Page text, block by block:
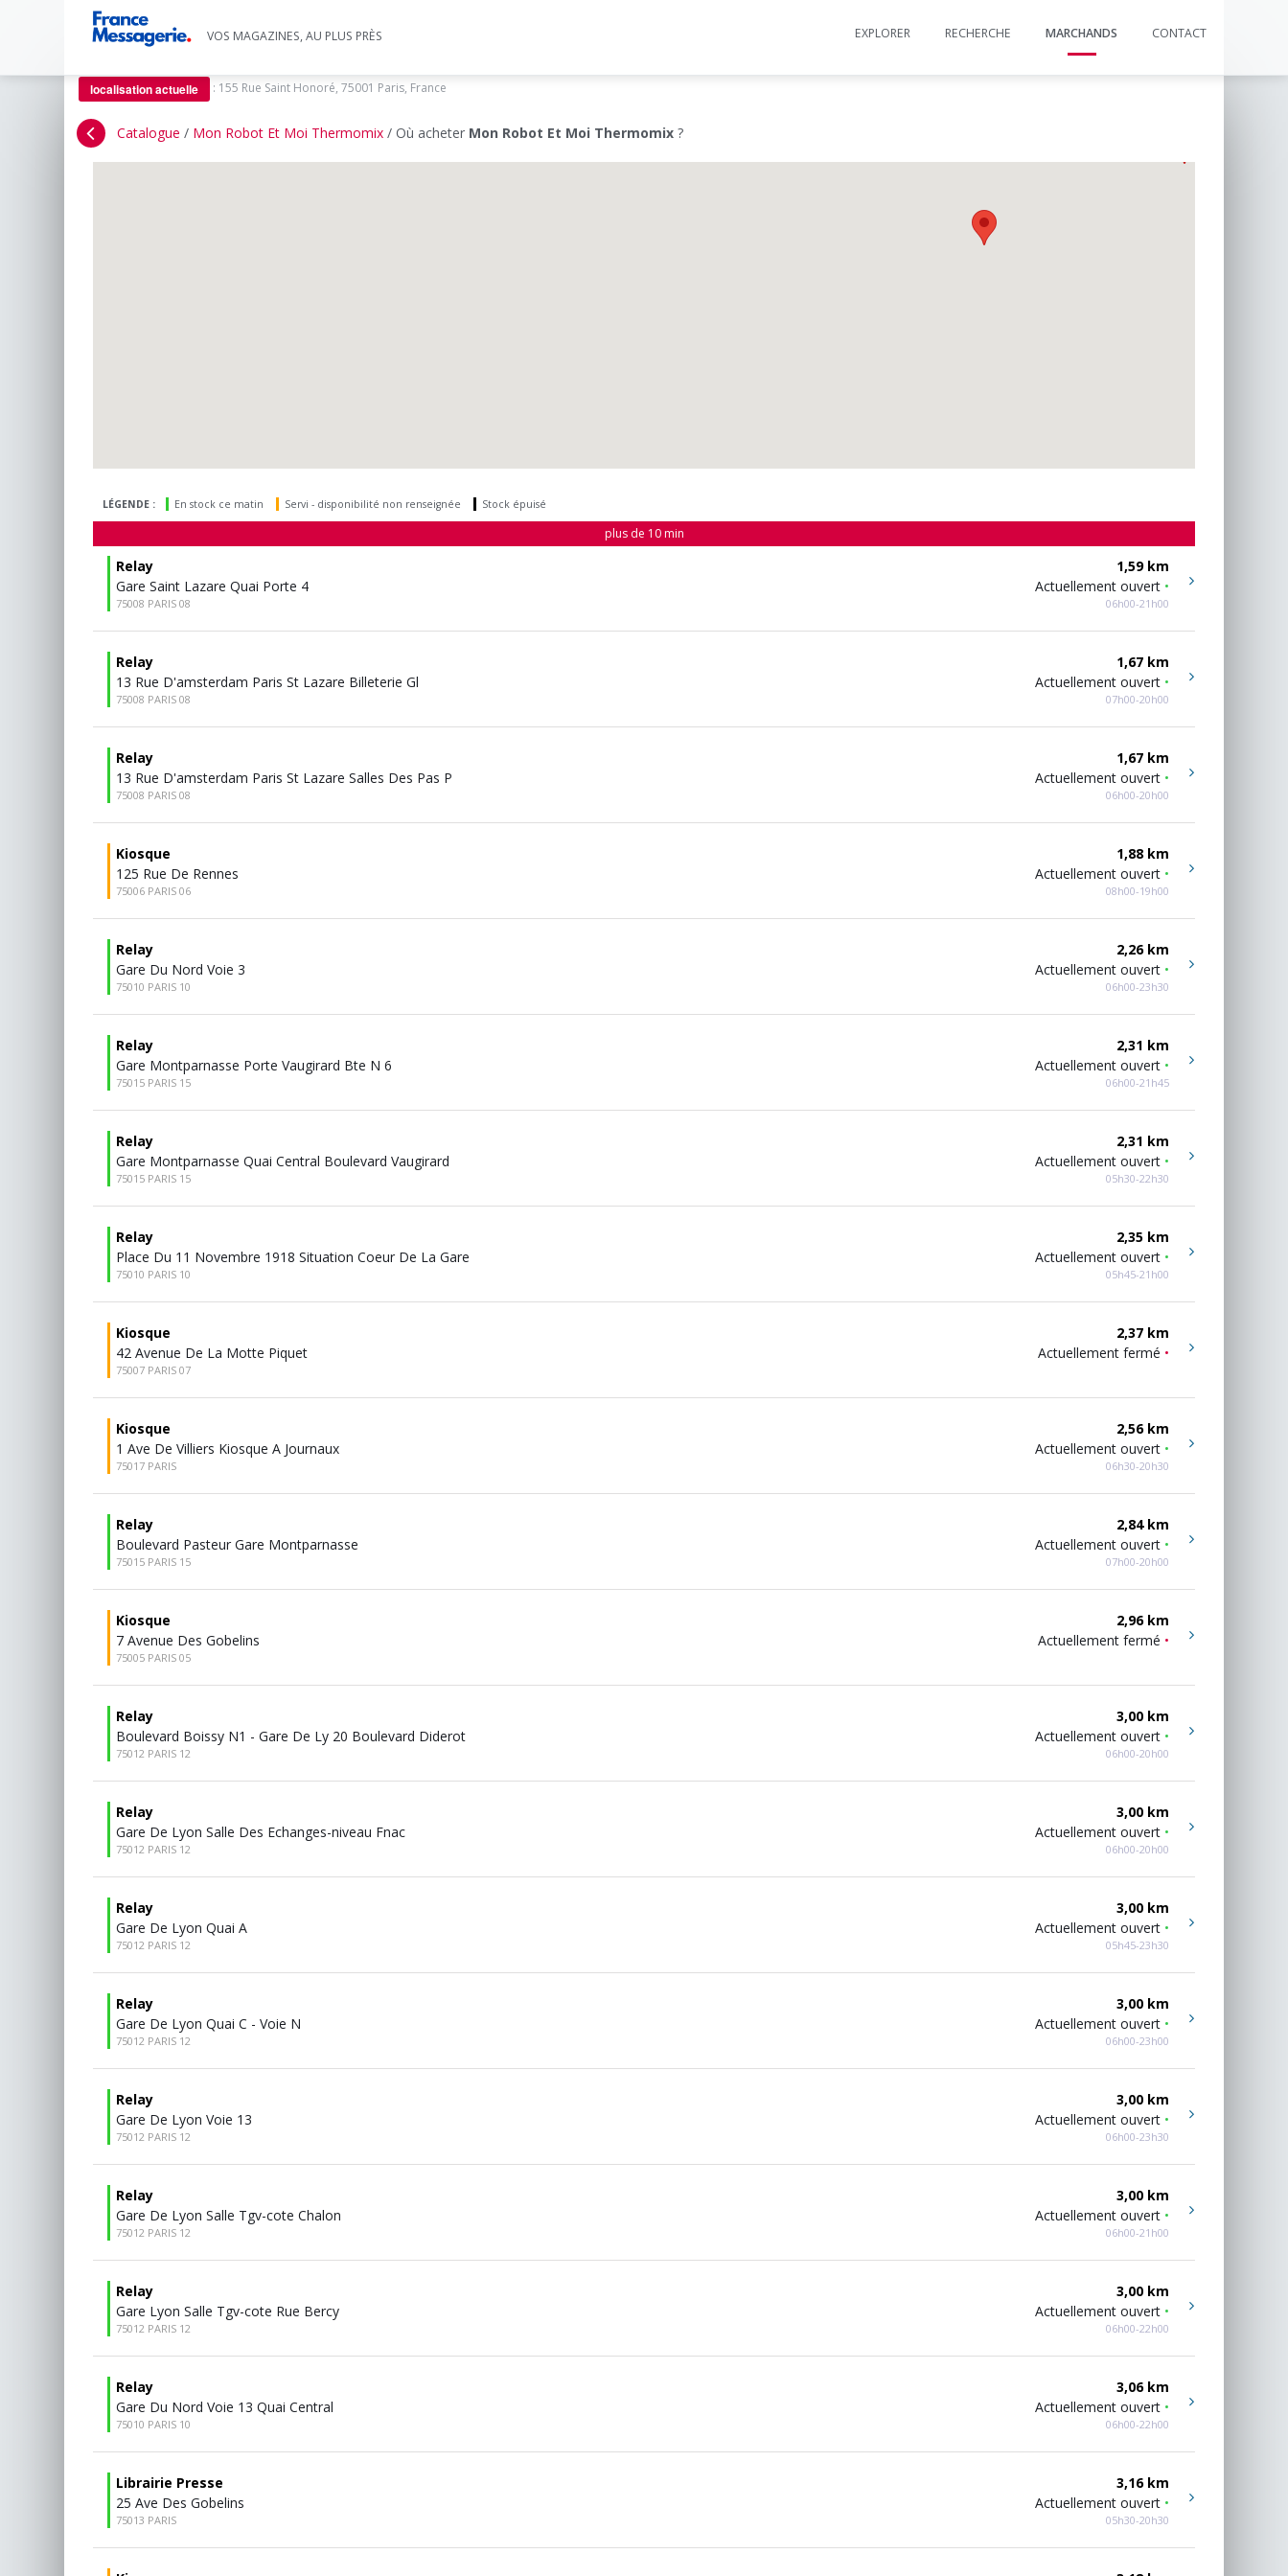
VOS MAGAZINES, AU PLUS PRÈS EXPLORER RECHERCHE MARCHANDS CONTACT
localisation actuelle : 155 Rue Saint Honoré, 75001 Paris, France
Catalogue / Mon Robot Et Moi Thermomix / Où acheter Mon Robot Et Moi Thermomix ?
LÉGENDE : En stock ce matin Servi - disponibilité non renseignée Stock épuisé
plus de 10 min
Relay
Gare Saint Lazare Quai Porte 4
75008 PARIS 08
1,59 km
Actuellement ouvert •
06h00-21h00
Relay
13 Rue D'amsterdam Paris St Lazare Billeterie Gl
75008 PARIS 08
1,67 km
Actuellement ouvert •
07h00-20h00
Relay
13 Rue D'amsterdam Paris St Lazare Salles Des Pas P
75008 PARIS 08
1,67 km
Actuellement ouvert •
06h00-20h00
Kiosque
125 Rue De Rennes
75006 PARIS 06
1,88 km
Actuellement ouvert •
08h00-19h00
Relay
Gare Du Nord Voie 3
75010 PARIS 10
2,26 km
Actuellement ouvert •
06h00-23h30
Relay
Gare Montparnasse Porte Vaugirard Bte N 6
75015 PARIS 15
2,31 km
Actuellement ouvert •
06h00-21h45
Relay
Gare Montparnasse Quai Central Boulevard Vaugirard
75015 PARIS 15
2,31 km
Actuellement ouvert •
05h30-22h30
Relay
Place Du 11 Novembre 1918 Situation Coeur De La Gare
75010 PARIS 10
2,35 km
Actuellement ouvert •
05h45-21h00
Kiosque
42 Avenue De La Motte Piquet
75007 PARIS 07
2,37 km
Actuellement fermé •
Kiosque
1 Ave De Villiers Kiosque A Journaux
75017 PARIS
2,56 km
Actuellement ouvert •
06h30-20h30
Relay
Boulevard Pasteur Gare Montparnasse
75015 PARIS 15
2,84 km
Actuellement ouvert •
07h00-20h00
Kiosque
7 Avenue Des Gobelins
75005 PARIS 05
2,96 km
Actuellement fermé •
Relay
Boulevard Boissy N1 - Gare De Ly 20 Boulevard Diderot
75012 PARIS 12
3,00 km
Actuellement ouvert •
06h00-20h00
Relay
Gare De Lyon Salle Des Echanges-niveau Fnac
75012 PARIS 12
3,00 km
Actuellement ouvert •
06h00-20h00
Relay
Gare De Lyon Quai A
75012 PARIS 12
3,00 km
Actuellement ouvert •
05h45-23h30
Relay
Gare De Lyon Quai C - Voie N
75012 PARIS 12
3,00 km
Actuellement ouvert •
06h00-23h00
Relay
Gare De Lyon Voie 13
75012 PARIS 12
3,00 km
Actuellement ouvert •
06h00-23h30
Relay
Gare De Lyon Salle Tgv-cote Chalon
75012 PARIS 12
3,00 km
Actuellement ouvert •
06h00-21h00
Relay
Gare Lyon Salle Tgv-cote Rue Bercy
75012 PARIS 12
3,00 km
Actuellement ouvert •
06h00-22h00
Relay
Gare Du Nord Voie 13 Quai Central
75010 PARIS 10
3,06 km
Actuellement ouvert •
06h00-22h00
Librairie Presse
25 Ave Des Gobelins
75013 PARIS
3,16 km
Actuellement ouvert •
05h30-20h30